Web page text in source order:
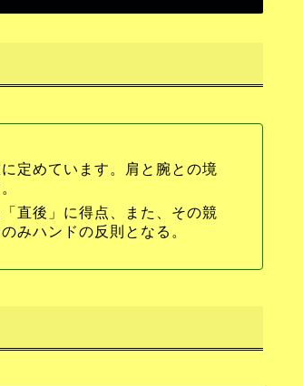
定めています。肩と腕との境
直後」に得点、また、その競
みハンドの反則となる。